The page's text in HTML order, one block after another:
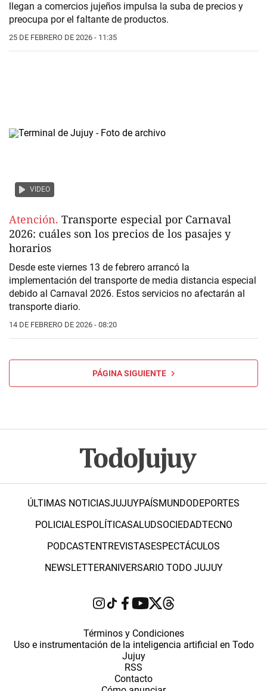
llegan a comercios jujeños impulsa la suba de precios y
preocupa por el faltante de productos.
25 DE FEBRERO DE 2026 - 11:35
VIDEO
Atención. Transporte especial por Carnaval
2026: cuáles son los precios de los pasajes y
horarios
Desde este viernes 13 de febrero arrancó la
implementación del transporte de media distancia especial
debido al Carnaval 2026. Estos servicios no afectarán al
transporte diario.
14 DE FEBRERO DE 2026 - 08:20
PÁGINA SIGUIENTE
ÚLTIMAS NOTICIASJUJUYPAÍSMUNDODEPORTES
POLICIALESPOLÍTICASALUDSOCIEDADTECNO
PODCASTENTREVISTASESPECTÁCULOS
NEWSLETTERANIVERSARIO TODO JUJUY
Términos y Condiciones
Uso e instrumentación de la inteligencia artificial en Todo
Jujuy
RSS
Contacto